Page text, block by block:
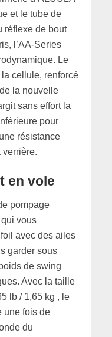
et le tube de
réflexe de bout
l’AA-Series
Le
cellule, renforcé
la nouvelle
sans effort la
pour
résistance
en vole
pompage
vous
avec des ailes
garder sous
de swing
Avec la taille
lb / 1,65 kg , le
une fois de
du